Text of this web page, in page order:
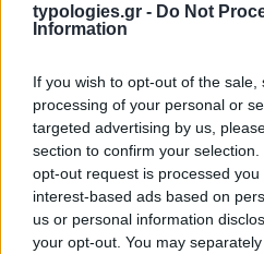
typologies.gr - Do Not
Information
If you wish to opt-out of the
processing of your personal or
targeted advertising by us,
section to confirm your
opt-out request is processed
interest-based ads based on
us or personal information
your opt-out. You may
ΑΙΧΜΕΣ: Και άλλες
άλλες συμφωνίες
Το Καλοκαίρι αυτό στα ΜΜΕ
αναχωρήσεων
προορισμό τους και άλλοι